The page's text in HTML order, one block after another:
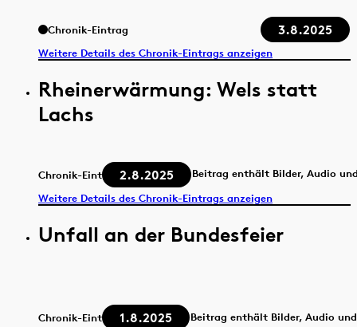
Chronik-Eintrag 3.8.2025
Weitere Details des Chronik-Eintrags anzeigen
Rheinerwärmung: Wels statt
Lachs
Chronik-Eintrag 2.8.2025
Beitrag enthält Bilder, Audio
Weitere Details des Chronik-Eintrags anzeigen
Unfall an der Bundesfeier
Chronik-Eintrag 1.8.2025 Beitrag enthält Bilder, Audio